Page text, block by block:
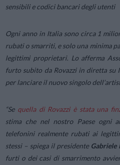
sensibili e codici bancari degli utenti
Ogni anno in Italia sono circa 1
rubati o smarriti, e solo una minima
legittimi proprietari. Lo afferma
furto subito da Rovazzi in diretta su
per lanciare il nuovo singolo
“Se quella di Rovazzi è stata una
stima che nel nostro Paese ogni
telefonini realmente rubati ai
stessi– spiega il presidente Gabriele
furti o dei casi di smarrimento